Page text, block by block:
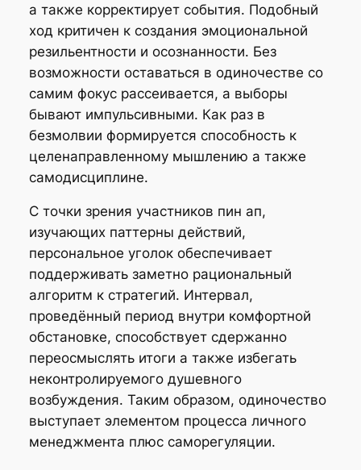
а также корректирует события. Подобный
ход критичен к создания эмоциональной
резильентности и осознанности. Без
возможности оставаться в одиночестве со
самим фокус рассеивается, а выборы
бывают импульсивными. Как раз в
безмолвии формируется способность к
целенаправленному мышлению а также
самодисциплине.
С точки зрения участников пин ап,
изучающих паттерны действий,
персональное уголок обеспечивает
поддерживать заметно рациональный
алгоритм к стратегий. Интервал,
проведённый период внутри комфортной
обстановке, способствует сдержанно
переосмыслять итоги а также избегать
неконтролируемого душевного
возбуждения. Таким образом, одиночество
выступает элементом процесса личного
менеджмента плюс саморегуляции.